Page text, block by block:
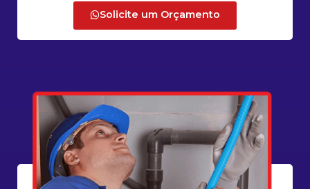
Solicite um Orçamento